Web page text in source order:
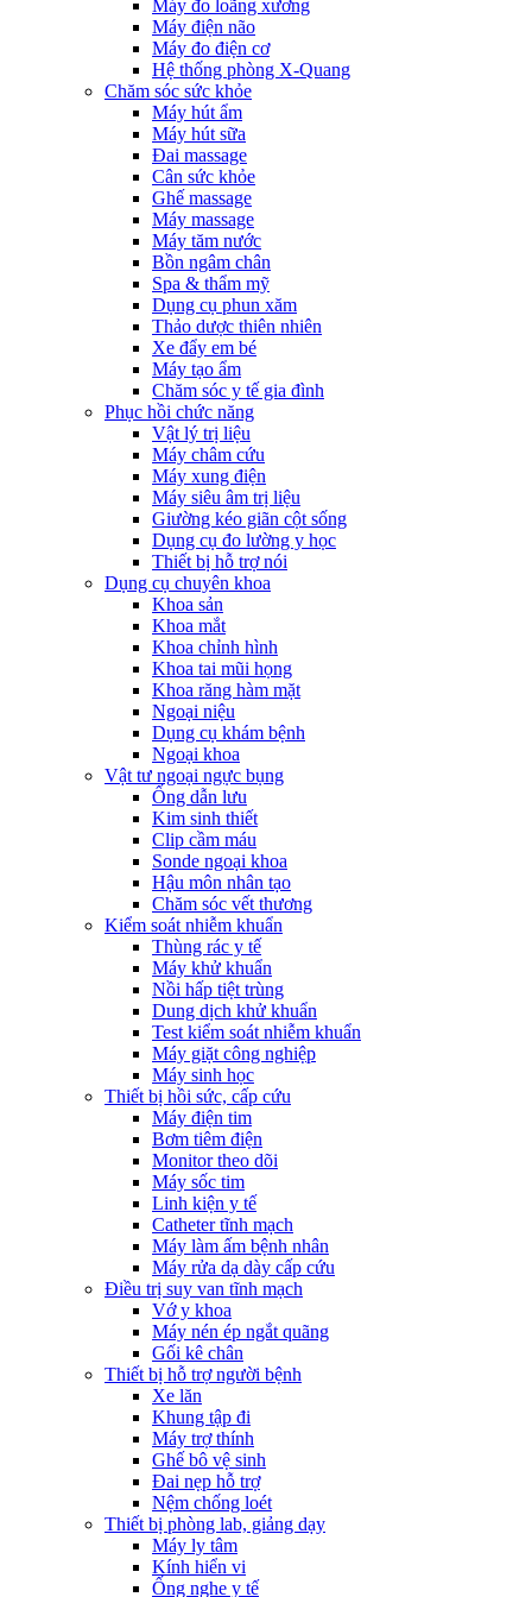
Máy đo loãng xương
Máy điện não
Máy đo điện cơ
Hệ thống phòng X-Quang
Chăm sóc sức khỏe
Máy hút ẩm
Máy hút sữa
Đai massage
Cân sức khỏe
Ghế massage
Máy massage
Máy tăm nước
Bồn ngâm chân
Spa & thẩm mỹ
Dụng cụ phun xăm
Thảo dược thiên nhiên
Xe đẩy em bé
Máy tạo ẩm
Chăm sóc y tế gia đình
Phục hồi chức năng
Vật lý trị liệu
Máy châm cứu
Máy xung điện
Máy siêu âm trị liệu
Giường kéo giãn cột sống
Dụng cụ đo lường y học
Thiết bị hỗ trợ nói
Dụng cụ chuyên khoa
Khoa sản
Khoa mắt
Khoa chỉnh hình
Khoa tai mũi họng
Khoa răng hàm mặt
Ngoại niệu
Dụng cụ khám bệnh
Ngoại khoa
Vật tư ngoại ngực bụng
Ống dẫn lưu
Kim sinh thiết
Clip cầm máu
Sonde ngoại khoa
Hậu môn nhân tạo
Chăm sóc vết thương
Kiểm soát nhiễm khuẩn
Thùng rác y tế
Máy khử khuẩn
Nồi hấp tiệt trùng
Dung dịch khử khuẩn
Test kiểm soát nhiễm khuẩn
Máy giặt công nghiệp
Máy sinh học
Thiết bị hồi sức, cấp cứu
Máy điện tim
Bơm tiêm điện
Monitor theo dõi
Máy sốc tim
Linh kiện y tế
Catheter tĩnh mạch
Máy làm ấm bệnh nhân
Máy rửa dạ dày cấp cứu
Điều trị suy van tĩnh mạch
Vớ y khoa
Máy nén ép ngắt quãng
Gối kê chân
Thiết bị hỗ trợ người bệnh
Xe lăn
Khung tập đi
Máy trợ thính
Ghế bô vệ sinh
Đai nẹp hỗ trợ
Nệm chống loét
Thiết bị phòng lab, giảng dạy
Máy ly tâm
Kính hiển vi
Ống nghe y tế